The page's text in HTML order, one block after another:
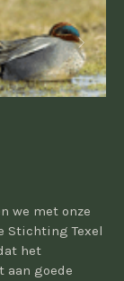
we met onze
Stichting Texel
het
aan goede